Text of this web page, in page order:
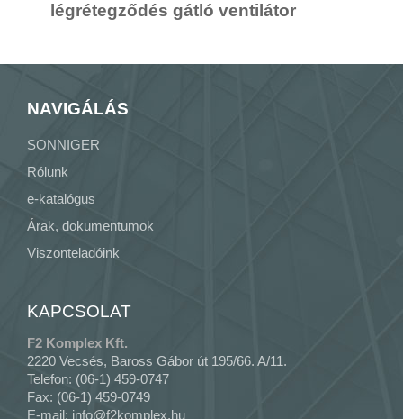
légrétegződés gátló ventilátor
NAVIGÁLÁS
SONNIGER
Rólunk
e-katalógus
Árak, dokumentumok
Viszonteladóink
KAPCSOLAT
F2 Komplex Kft.
2220 Vecsés, Baross Gábor út 195/66. A/11.
Telefon: (06-1) 459-0747
Fax: (06-1) 459-0749
E-mail: info@f2komplex.hu